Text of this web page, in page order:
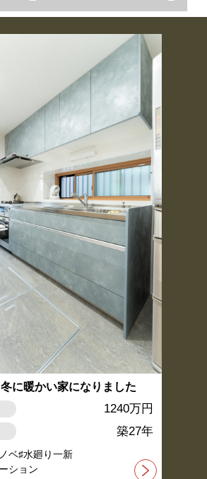
冬に暖かい家になりました
1240万円
築27年
ベ 水廻り一新
ション